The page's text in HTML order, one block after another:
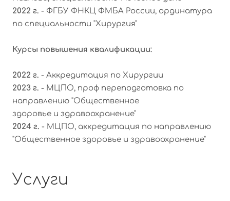
2022 г. - ФГБУ ФНКЦ ФМБА России, ординатура
по специальности "Хирургия"
Курсы повышения квалификации:
2022 г. - Аккредитация по Хирургии
2023 г. - МЦПО, проф переподготовка по
направлению "Общественное
здоровье и здравоохранение"
2024 г. - МЦПО, аккредитация по направлению
"Общественное здоровье и здравоохранение"
Услуги